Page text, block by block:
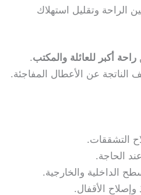
الراحة وتقليل استهلاك
راحة أكبر للعائلة والمكتب.
الناتجة عن الأعطال المفاجئة.
التشققات.
الحاجة.
الداخلية والخارجية.
وإصلاح الأقفال.